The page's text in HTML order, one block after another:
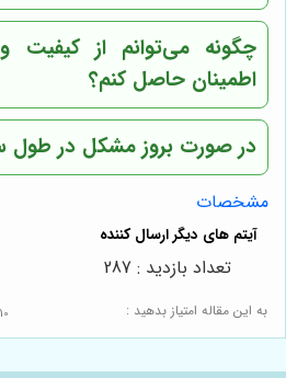
چگونه می‌توانم از
اطمینان حاصل کنم؟
در صورت بروز مشکل در طول
مشخصات
به این مقاله امتیاز بدهید : 10
تعداد بازدید : 287